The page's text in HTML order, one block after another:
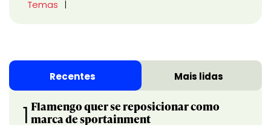
Temas
Recentes Mais lidas
1 Flamengo quer se reposicionar como
marca de sportainment